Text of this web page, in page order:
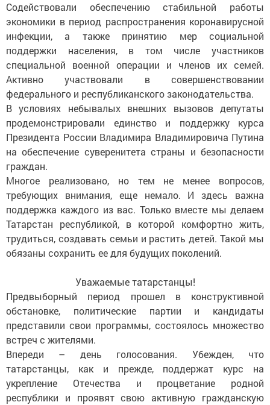
Содействовали обеспечению стабильной работы
экономики в период распространения коронавирусной
инфекции, а также принятию мер социальной
поддержки населения, в том числе участников
специальной военной операции и членов их семей.
Активно участвовали в совершенствовании
федерального и республиканского законодательства.
В условиях небывалых внешних вызовов депутаты
продемонстрировали единство и поддержку курса
Президента России Владимира Владимировича Путина
на обеспечение суверенитета страны и безопасности
граждан.
Многое реализовано, но тем не менее вопросов,
требующих внимания, еще немало. И здесь важна
поддержка каждого из вас. Только вместе мы делаем
Татарстан республикой, в которой комфортно жить,
трудиться, создавать семьи и растить детей. Такой мы
обязаны сохранить ее для будущих поколений.
Уважаемые татарстанцы!
Предвыборный период прошел в конструктивной
обстановке, политические партии и кандидаты
представили свои программы, состоялось множество
встреч с жителями.
Впереди – день голосования. Убежден, что
татарстанцы, как и прежде, поддержат курс на
укрепление Отечества и процветание родной
республики и проявят свою активную гражданскую